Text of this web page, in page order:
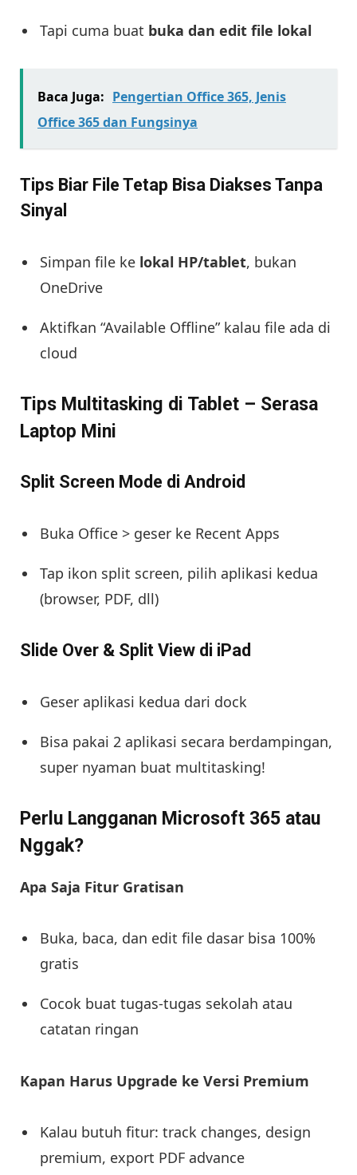
Tapi cuma buat buka dan edit file lokal
Baca Juga: Pengertian Office 365, Jenis
Office 365 dan Fungsinya
Tips Biar File Tetap Bisa Diakses Tanpa
Sinyal
Simpan file ke lokal HP/tablet, bukan
OneDrive
Aktifkan “Available Offline” kalau file ada di
cloud
Tips Multitasking di Tablet – Serasa
Laptop Mini
Split Screen Mode di Android
Buka Office > geser ke Recent Apps
Tap ikon split screen, pilih aplikasi kedua
(browser, PDF, dll)
Slide Over & Split View di iPad
Geser aplikasi kedua dari dock
Bisa pakai 2 aplikasi secara berdampingan,
super nyaman buat multitasking!
Perlu Langganan Microsoft 365 atau
Nggak?
Apa Saja Fitur Gratisan
Buka, baca, dan edit file dasar bisa 100%
gratis
Cocok buat tugas-tugas sekolah atau
catatan ringan
Kapan Harus Upgrade ke Versi Premium
Kalau butuh fitur: track changes, design
premium, export PDF advance